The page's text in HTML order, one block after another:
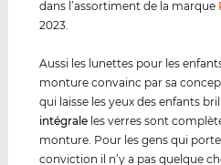
dans l’assortiment de la marque
2023.
Aussi les lunettes pour les
monture convainc par sa
qui laisse les yeux des enfants
intégrale les verres sont
monture. Pour les gens qui
conviction il n’y a pas quelque